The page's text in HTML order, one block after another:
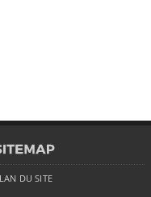
DU SITE